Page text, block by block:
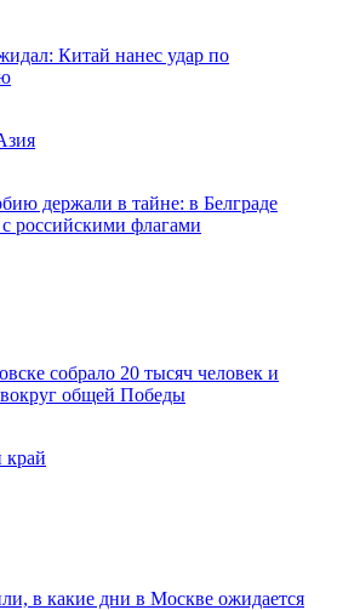
Китай нанес удар по
держали в тайне: в Белграде
российскими флагами
собрало 20 тысяч человек и
общей Победы
край
в какие дни в Москве ожидается